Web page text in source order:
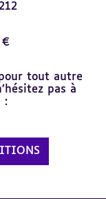
€
tout autre
pas à
: